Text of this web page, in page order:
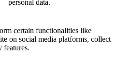
personal data.
certain functionalities like
on social media platforms, collect
features.